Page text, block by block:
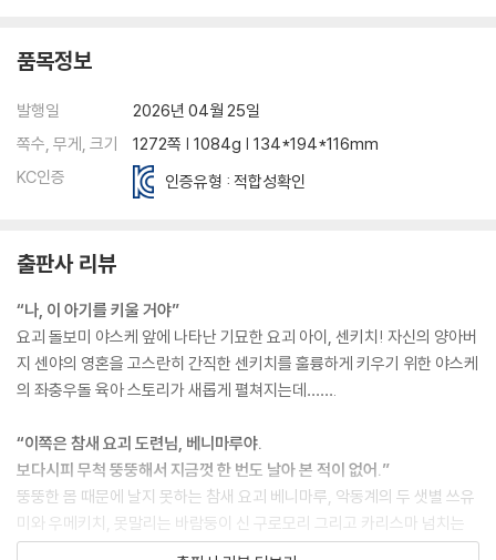
품목정보
발행일
2026년 04월 25일
쪽수, 무게, 크기
1272쪽 | 1084g | 134*194*116mm
KC인증
인증유형 : 적합성확인
출판사 리뷰
“나, 이 아기를 키울 거야”
요괴 돌보미 야스케 앞에 나타난 기묘한 요괴 아이, 센키치! 자신의 양아버
지 센야의 영혼을 고스란히 간직한 센키치를 훌륭하게 키우기 위한 야스케
의 좌충우돌 육아 스토리가 새롭게 펼쳐지는데…….
“이쪽은 참새 요괴 도련님, 베니마루야.
보다시피 무척 뚱뚱해서 지금껏 한 번도 날아 본 적이 없어.”
뚱뚱한 몸 때문에 날지 못하는 참새 요괴 베니마루, 악동계의 두 샛별 쓰유
미와 우메키치, 못말리는 바람둥이 신 구로모리 그리고 카리스마 넘치는
서쪽 천궁의 봉행 사쿠노미야까지! 통통 튀는 각양각색의 매력을 가진 요